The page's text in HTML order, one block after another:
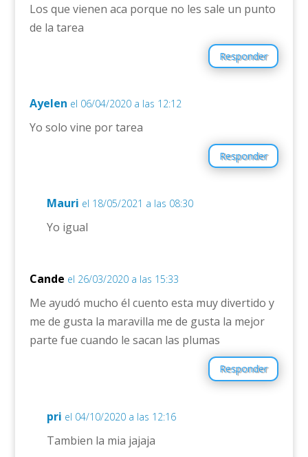
Los que vienen aca porque no les sale un punto
de la tarea
Responder
Ayelen el 06/04/2020 a las 12:12
Yo solo vine por tarea
Responder
Mauri el 18/05/2021 a las 08:30
Yo igual
Cande el 26/03/2020 a las 15:33
Me ayudó mucho él cuento esta muy divertido y
me de gusta la maravilla me de gusta la mejor
parte fue cuando le sacan las plumas
Responder
pri el 04/10/2020 a las 12:16
Tambien la mia jajaja